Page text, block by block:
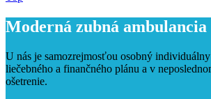
Moderná zubná ambulancia
U nás je samozrejmosťou osobný
liečebného a finančného plánu a v
ošetrenie.